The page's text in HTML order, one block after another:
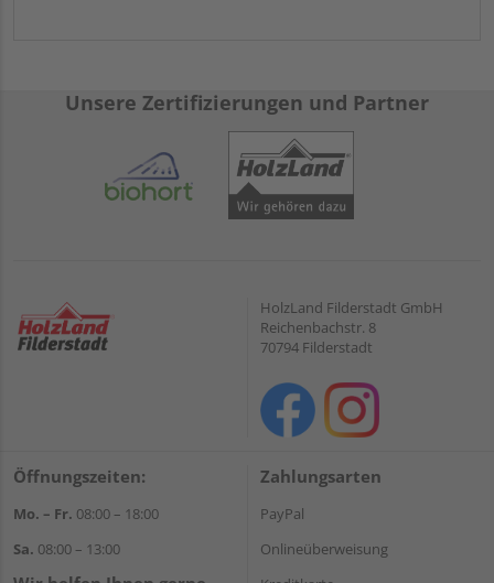
Unsere Zertifizierungen und Partner
HolzLand Filderstadt GmbH
Reichenbachstr. 8
70794 Filderstadt
Öffnungszeiten:
Mo. – Fr. 08:00 – 18:00
Sa. 08:00 – 13:00
Zahlungsarten
PayPal
Onlineüberweisung